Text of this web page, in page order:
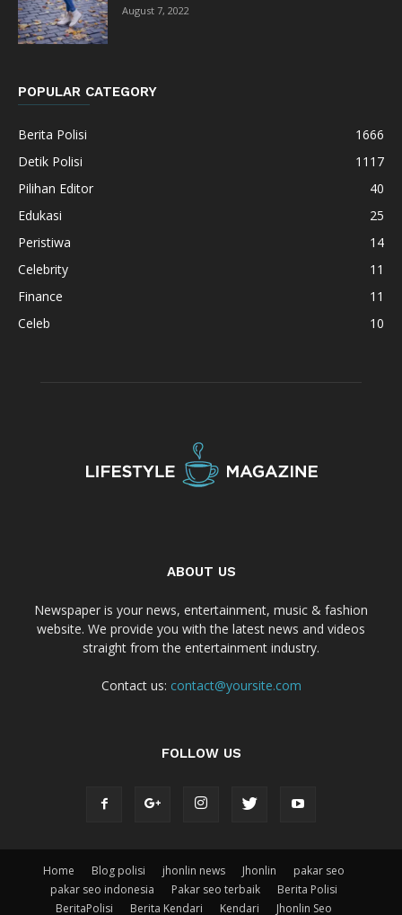
August 7, 2022
POPULAR CATEGORY
Berita Polisi
1666
Detik Polisi
1117
Pilihan Editor
40
Edukasi
25
Peristiwa
14
Celebrity
11
Finance
11
Celeb
10
ABOUT US
Newspaper is your news, entertainment, music & fashion
website. We provide you with the latest news and videos
straight from the entertainment industry.
Contact us: contact@yoursite.com
FOLLOW US
Home Blog polisi jhonlin news Jhonlin
pakar seo
pakar seo indonesia
Pakar seo terbaik
Berita Polisi
BeritaPolisi
Berita Kendari Kendari Jhonlin Seo